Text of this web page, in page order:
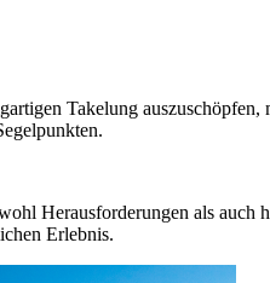
Takelung
Herausforderungen als
Erlebnis.